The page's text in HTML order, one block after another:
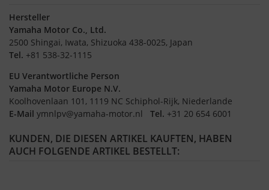
Hersteller
Yamaha Motor Co., Ltd.
2500 Shingai, Iwata, Shizuoka 438-0025, Japan
Tel. +81 538-32-1115
EU Verantwortliche Person
Yamaha Motor Europe N.V.
Koolhovenlaan 101, 1119 NC Schiphol-Rijk, Niederlande
E-Mail ymnlpv@yamaha-motor.nl Tel. +31 20 654 6001
KUNDEN, DIE DIESEN ARTIKEL KAUFTEN, HABEN
AUCH FOLGENDE ARTIKEL BESTELLT: